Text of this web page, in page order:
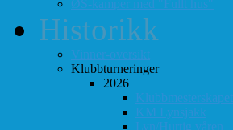
ØS-kamper med "Fullt hus"
Historikk
Vinner-oversikt
Klubbturneringer
2026
Klubbmesterskapet
KM Lynsjakk
Lyn/Hurtig våren